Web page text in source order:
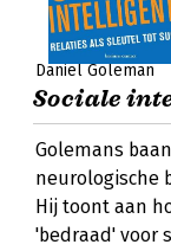
Daniel Goleman
Sociale
Golemans
neurologische
Hij toont aan
'bedraad' voor